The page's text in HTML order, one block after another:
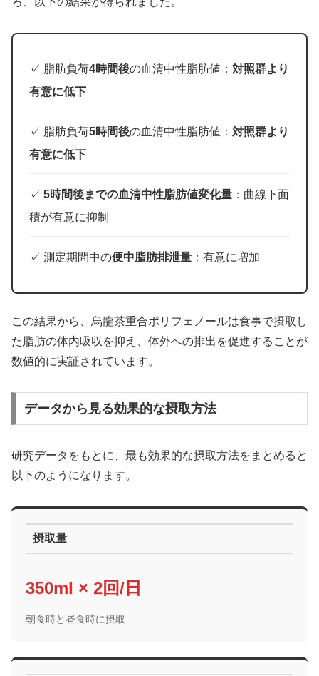
✓ 脂肪負荷4時間後の血清中性脂肪値：対照群より
有意に低下
✓ 脂肪負荷5時間後の血清中性脂肪値：対照群より
有意に低下
✓5時間後までの血清中性脂肪値変化量 ：曲線下面
積が有意に抑制
✓ 測定期間中の便中脂肪排泄量 ：有意に増加
この結果から、烏龍茶重合ポリフェノールは食事で摂取し
た脂肪の体内吸収を抑え、体外への排出を促進することが
数値的に実証されています。
データから見る効果的な摂取方法
研究データをもとに、最も効果的な摂取方法をまとめると
以下のようになります。
摂取量
350ml × 2回/日
朝食時と昼食時に摂取